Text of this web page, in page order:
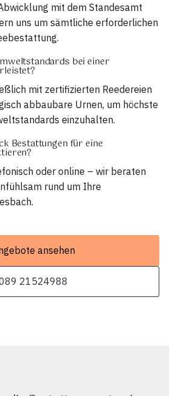
mit dem Standesamt
uns um sämtliche erforderlichen
bei einer
mit zertifizierten Reedereien
abbaubare Urnen, um höchste
einzuhalten.
Bestattungen für eine
oder online – wir beraten
rund um Ihre
ansehen
21524988